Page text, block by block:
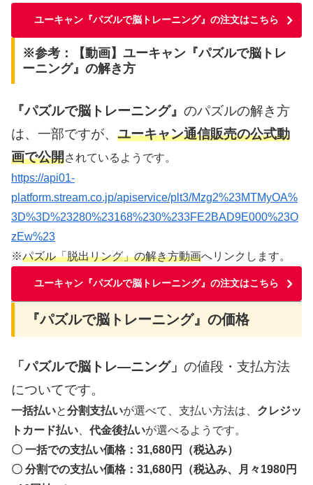
ユーキャン『パズルで脳トレーニング』の注文はこちら
※参考：【動画】ユーキャン『パズルで脳トレ
ーニング』の解き方
『パズルで脳トレーニング』 のパズルの解き方
は、一部ですが、 ユーキャン通信販売の公式動
画で公開されているようです。
https://api01-
platform.stream.co.jp/apiservice/plt3/Mzg2%23MTMyOA%
3D%3D%23280%23168%230%233FE2BAD9E000%23O
zEw%23
※パズル「脱出リング」の解き方動画へリンクします。
ユーキャン『パズルで脳トレーニング』の注文はこちら
『パズルで脳トレーニング』の価格
「パズルで脳トレ―ニング」 の値段・支払方法
についてです。
一括払いと分割支払いが選べて、支払い方法は、 クレジッ
トカード払い
代金後払いが選べるようです。
〇 一括での支払い価格：31,680円
（税込み）
〇 分割での支払い価格：31,680円（税込み、月々1980円